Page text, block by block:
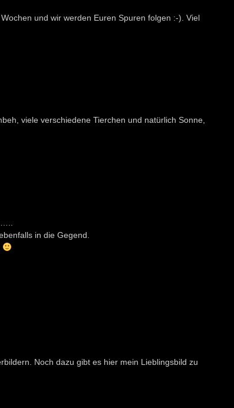
und wir werden Euren Spuren folgen :-). Viel
viele verschiedene Tierchen und natürlich Sonne,
in die Gegend.
Noch dazu gibt es hier mein Lieblingsbild zu